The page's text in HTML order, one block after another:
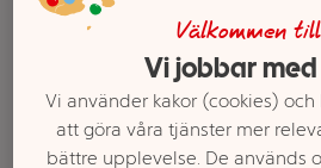
Välkommen
Vi jobbar
Vi använder kakor (cookies)
att göra våra tjänster mer
bättre upplevelse. De används